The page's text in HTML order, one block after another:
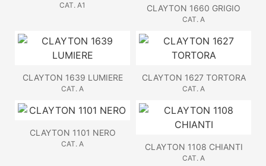
CAT. A1 CLAYTON 1660 GRIGIO
CAT. A
CLAYTON 1639 LUMIERE
CAT. A
CLAYTON 1627 TORTORA
CAT. A
CLAYTON 1101 NERO
CAT. A CLAYTON 1108 CHIANTI
CAT. A